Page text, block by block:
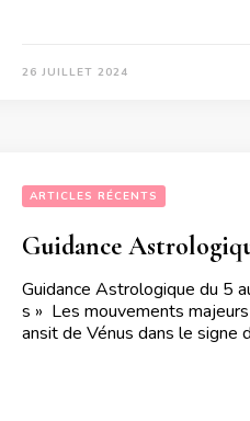
26 JUILLET 2024
ARTICLES RÉCENTS
Guidance
Guidance Astrologique du 5
s » Les mouvements
ansit de Vénus dans le signe